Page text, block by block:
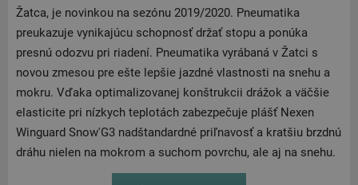
Žatca, je novinkou na sezónu 2019/2020. Pneumatika
preukazuje vynikajúcu schopnosť držať stopu a ponúka
presnú odozvu pri riadení. Pneumatika vyrábaná v Žatci s
novou zmesou pre ešte lepšie jazdné vlastnosti na snehu a
mokru. Vďaka optimalizovanej konštrukcii drážok a väčšie
elasticite pri nízkych teplotách zabezpečuje plášť Nexen
Winguard Snow'G3 nadštandardné priľnavosť a kratšiu brzdnú
dráhu nielen na mokrom a suchom povrchu, ale aj na snehu.